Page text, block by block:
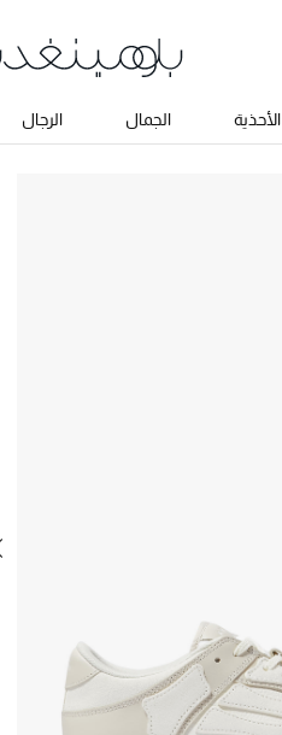
الأحذية الجمال الرجال